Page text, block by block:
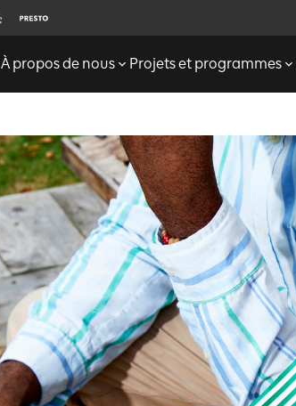
À propos de nous Projets et programmes